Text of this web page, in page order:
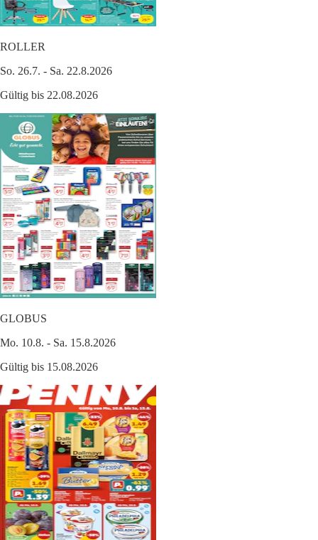
ROLLER
So. 26.7. - Sa. 22.8.2026
Gültig bis 22.08.2026
GLOBUS
Mo. 10.8. - Sa. 15.8.2026
Gültig bis 15.08.2026